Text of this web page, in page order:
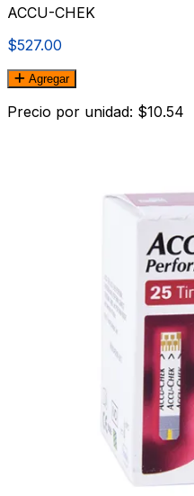
ACCU-CHEK
$527.00
Agregar
Precio por unidad: $10.54